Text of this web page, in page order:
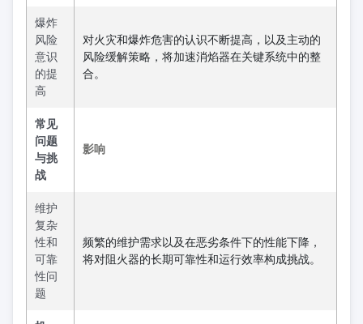
爆炸
风险
意识
的提
高
对火灾和爆炸危害的认识不断提高，以及主动的
风险缓解策略，将加速消焰器在关键系统中的整
合。
常见
问题
与挑
战
影响
维护
复杂
性和
可靠
性问
题
频繁的维护需求以及在恶劣条件下的性能下降，
将对阻火器的长期可靠性和运行效率构成挑战。